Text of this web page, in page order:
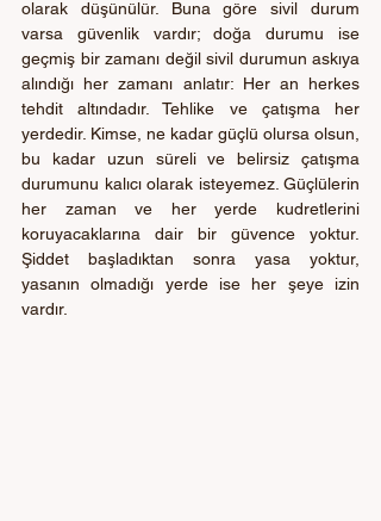
olarak düşünülür. Buna göre sivil durum
varsa güvenlik vardır; doğa durumu ise
geçmiş bir zamanı değil sivil durumun askıya
alındığı her zamanı anlatır: Her an herkes
tehdit altındadır. Tehlike ve çatışma her
yerdedir. Kimse, ne kadar güçlü olursa olsun,
bu kadar uzun süreli ve belirsiz çatışma
durumunu kalıcı olarak isteyemez. Güçlülerin
her zaman ve her yerde kudretlerini
koruyacaklarına dair bir güvence yoktur.
Şiddet başladıktan sonra yasa yoktur,
yasanın olmadığı yerde ise her şeye izin
vardır.